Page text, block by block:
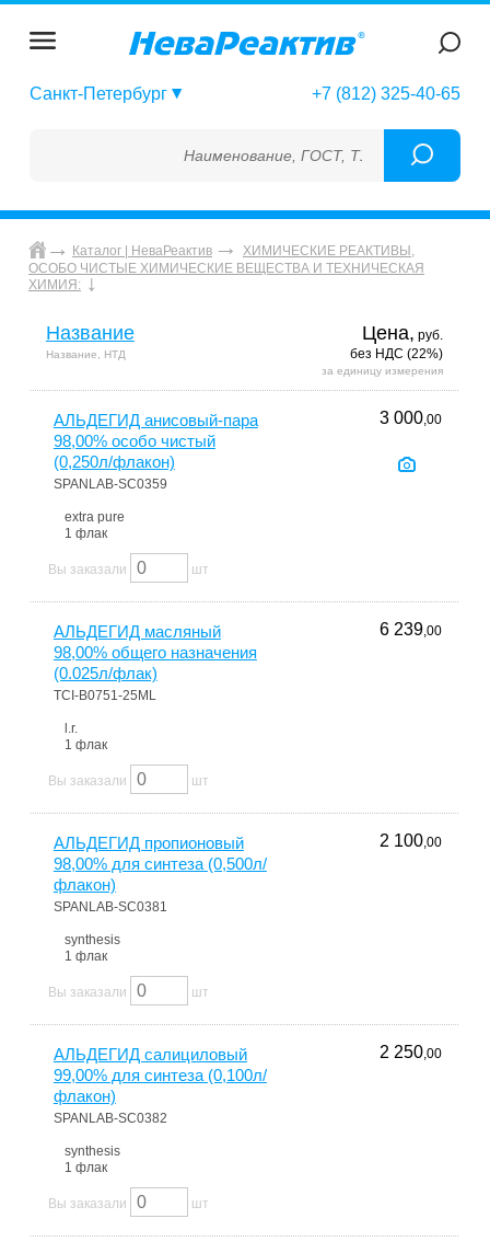
Санкт-Петербург +7 (812) 325-40-65
Наименование, ГОСТ, ТУ, ГСО, МСО, ОСО,
Каталог | НеваРеактив
ХИМИЧЕСКИЕ РЕАКТИВЫ,
ОСОБО ЧИСТЫЕ ХИМИЧЕСКИЕ ВЕЩЕСТВА И ТЕХНИЧЕСКАЯ
ХИМИЯ:
Название
Название, НТД
Цена, руб.
без НДС (22%)
за единицу измерения
АЛЬДЕГИД анисовый-пара
98,00% особо чистый
(0,250л/флакон)
SPANLAB-SC0359
extra pure
1 флак
3 000,00
Вы заказали шт
АЛЬДЕГИД масляный
98,00% общего назначения
(0.025л/флак)
TCI-B0751-25ML
l.r.
1 флак
6 239,00
Вы заказали шт
АЛЬДЕГИД пропионовый
98,00% для синтеза (0,500л/
флакон)
SPANLAB-SC0381
synthesis
1 флак
2 100,00
Вы заказали шт
АЛЬДЕГИД салициловый
99,00% для синтеза (0,100л/
флакон)
SPANLAB-SC0382
synthesis
1 флак
2 250,00
Вы заказали шт